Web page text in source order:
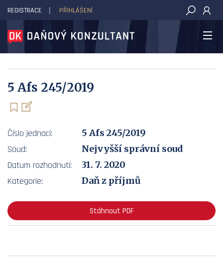
DAŇOVÝ KONZULTANT
REGISTRACE PŘIHLÁŠENÍ
5 Afs 245/2019
Číslo jednací:
5 Afs 245/2019
Soud:
Nejvyšší správní soud
Datum rozhodnutí:
31. 7. 2020
Kategorie:
Daň z příjmů
Stáhnout PDF